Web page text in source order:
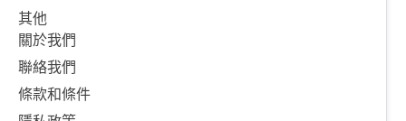
其他
關於我們
聯絡我們
條款和條件